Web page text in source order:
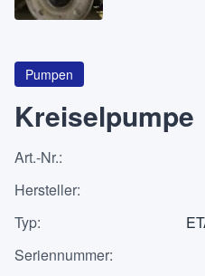
Pumpen
Behälter
Anfrageliste
Pumpen
Kreiselpumpe
Art.-Nr.:
Hersteller:
Typ:
Seriennummer: